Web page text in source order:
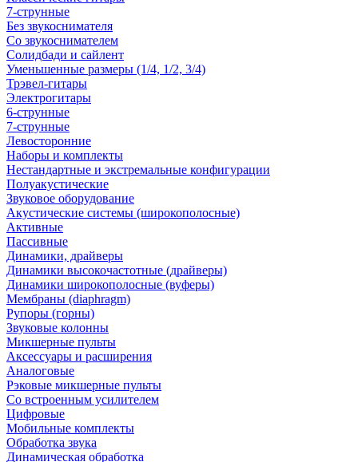
7-струнные
Без звукоснимателя
Со звукоснимателем
Солидбади и сайлент
Уменьшенные размеры (1/4, 1/2, 3/4)
Трэвел-гитары
Электрогитары
6-струнные
7-струнные
Левосторонние
Наборы и комплекты
Нестандартные и экстремальные конфигурации
Полуакустические
Звуковое оборудование
Акустические системы (широкополосные)
Активные
Пассивные
Динамики, драйверы
Динамики высокочастотные (драйверы)
Динамики широкополосные (вуферы)
Мембраны (diaphragm)
Рупоры (горны)
Звуковые колонны
Микшерные пульты
Аксессуары и расширения
Аналоговые
Рэковые микшерные пульты
Со встроенным усилителем
Цифровые
Мобильные комплекты
Обработка звука
Динамическая обработка